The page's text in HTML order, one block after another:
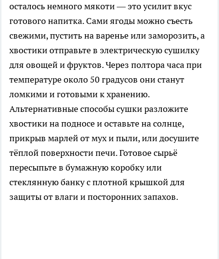
осталось немного мякоти — это усилит вкус
готового напитка. Сами ягоды можно съесть
свежими, пустить на варенье или заморозить, а
хвостики отправьте в электрическую сушилку
для овощей и фруктов. Через полтора часа при
температуре около 50 градусов они станут
ломкими и готовыми к хранению.
Альтернативные способы сушки разложите
хвостики на подносе и оставьте на солнце,
прикрыв марлей от мух и пыли, или досушите
тёплой поверхности печи. Готовое сырьё
пересыпьте в бумажную коробку или
стеклянную банку с плотной крышкой для
защиты от влаги и посторонних запахов.